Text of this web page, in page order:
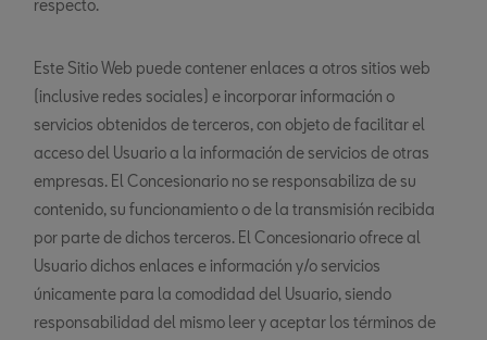
respecto.
Este Sitio Web puede contener enlaces a otros sitios web
(inclusive redes sociales) e incorporar información o
servicios obtenidos de terceros, con objeto de facilitar el
acceso del Usuario a la información de servicios de otras
empresas. El Concesionario no se responsabiliza de su
contenido, su funcionamiento o de la transmisión recibida
por parte de dichos terceros. El Concesionario ofrece al
Usuario dichos enlaces e información y/o servicios
únicamente para la comodidad del Usuario, siendo
responsabilidad del mismo leer y aceptar los términos de